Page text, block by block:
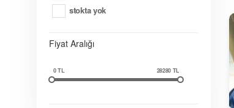
stokta yok
Fiyat Aralığı
0TL 28280 TL